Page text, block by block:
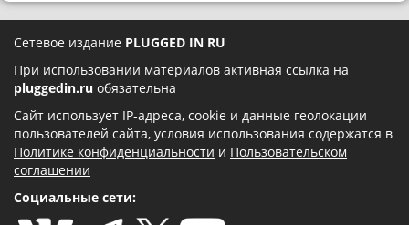
Сетевое издание PLUGGED IN RU
При использовании материалов активная ссылка на
pluggedin.ru обязательна
Сайт использует IP-адреса, cookie и данные геолокации
пользователей сайта, условия использования содержатся в
Политике конфиденциальности и Пользовательском
соглашении
Социальные сети: